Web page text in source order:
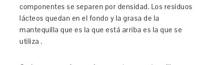
componentes se separen por densidad. Los residuos
lácteos quedan en el fondo y la grasa de la
mantequilla que es la que está arriba es la que se
utiliza .